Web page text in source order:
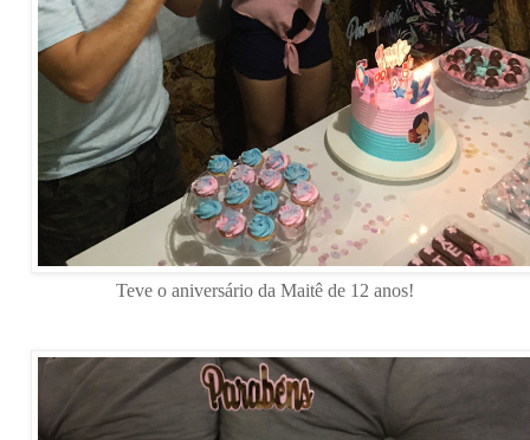
Teve o aniversário da Maitê de 12 anos!